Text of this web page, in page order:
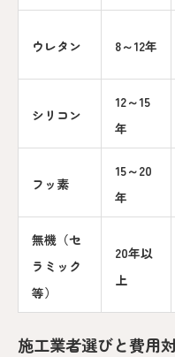
ウレタン 8～12年
シリコン
12～15
年
フッ素
15～20
年
無機（セ
ラミック
等）
20年以
上
施工業者選びと費用